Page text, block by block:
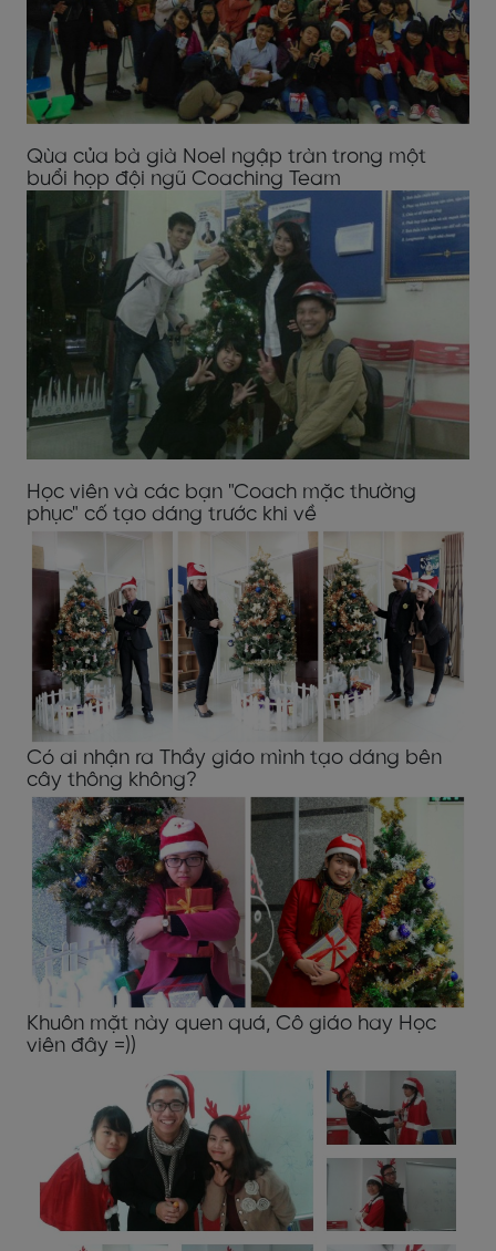
Qùa của bà già Noel ngập tràn trong một
buổi họp đội ngũ Coaching Team
Học viên và các bạn "Coach mặc thường
phục" cố tạo dáng trước khi về
Có ai nhận ra Thầy giáo mình tạo dáng bên
cây thông không?
Khuôn mặt này quen quá, Cô giáo hay Học
viên đây =))